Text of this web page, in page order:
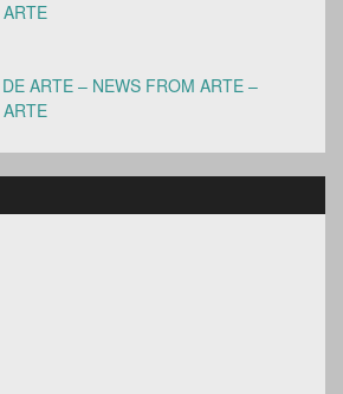
ARTE – NEWS FROM ARTE –